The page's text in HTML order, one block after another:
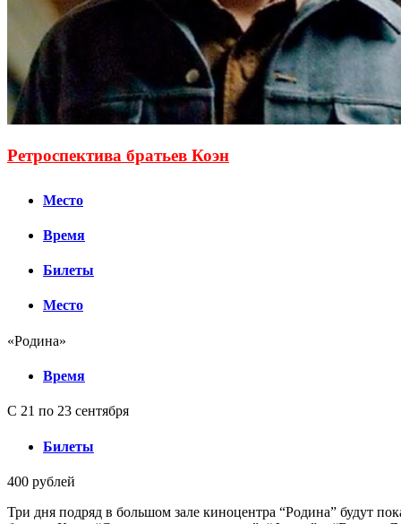
Ретроспектива братьев Коэн
Место
Время
Билеты
Место
«Родина»
Время
С 21 по 23 сентября
Билеты
400 рублей
Три дня подряд в большом зале киноцентра “Родина” будут